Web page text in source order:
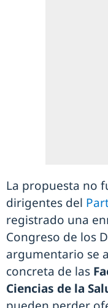
La propuesta no
dirigentes del
registrado una
Congreso de los
argumentario se
concreta de las
Ciencias de la